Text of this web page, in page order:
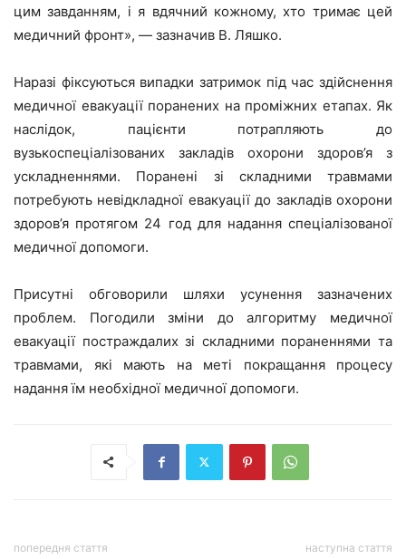
цим завданням, і я вдячний кожному, хто тримає цей
медичний фронт», — зазначив В. Ляшко.
Наразі фіксуються випадки затримок під час здійснення
медичної евакуації поранених на проміжних етапах. Як
наслідок, пацієнти потрапляють до
вузькоспеціалізованих закладів охорони здоров’я з
ускладненнями. Поранені зі складними травмами
потребують невідкладної евакуації до закладів охорони
здоров’я протягом 24 год для надання спеціалізованої
медичної допомоги.
Присутні обговорили шляхи усунення зазначених
проблем. Погодили зміни до алгоритму медичної
евакуації постраждалих зі складними пораненнями та
травмами, які мають на меті покращання процесу
надання їм необхідної медичної допомоги.
попередня стаття наступна стаття